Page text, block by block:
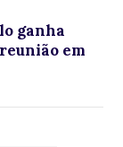
ganha
em